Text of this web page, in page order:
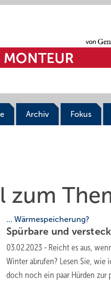
Archiv Fokus
zum
… Wärmespeicherung?
Spürbare und
03.02.2023 - Reicht es aus,
Winter abrufen? Lesen Sie, wie
doch noch ein paar Hürden zur